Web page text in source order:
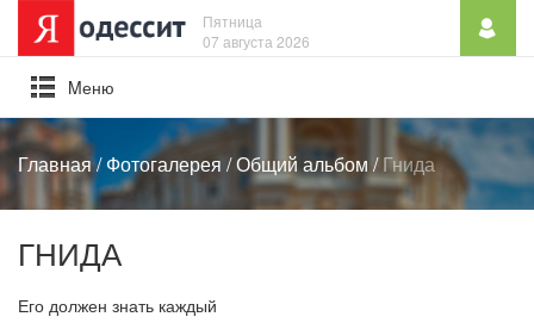
Пятница
07 августа 2026
Mеню
Главная/Фотогалерея /Общий альбом /Гнида
ГНИДА
Его должен знать каждый